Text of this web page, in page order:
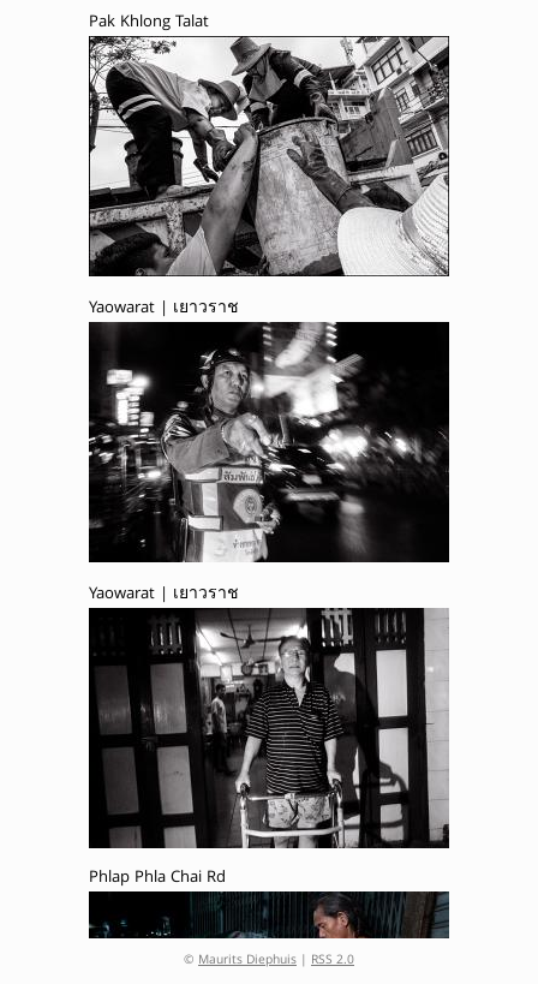
Pak Khlong Talat
Yaowarat | เยาวราช
Yaowarat | เยาวราช
Phlap Phla Chai Rd
© Maurits Diephuis | RSS 2.0